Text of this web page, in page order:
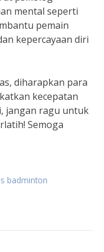
mental seperti
pemain
kepercayaan diri
diharapkan para
kecepatan
jangan ragu untuk
Semoga
badminton